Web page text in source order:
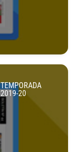
TEMPORADA
2019-20